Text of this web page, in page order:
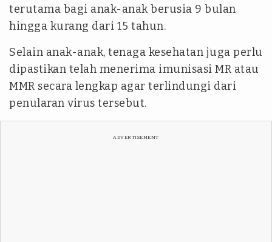
terutama bagi anak-anak berusia 9 bulan
hingga kurang dari 15 tahun.
Selain anak-anak, tenaga kesehatan juga perlu
dipastikan telah menerima imunisasi MR atau
MMR secara lengkap agar terlindungi dari
penularan virus tersebut.
ADVERTISEMENT